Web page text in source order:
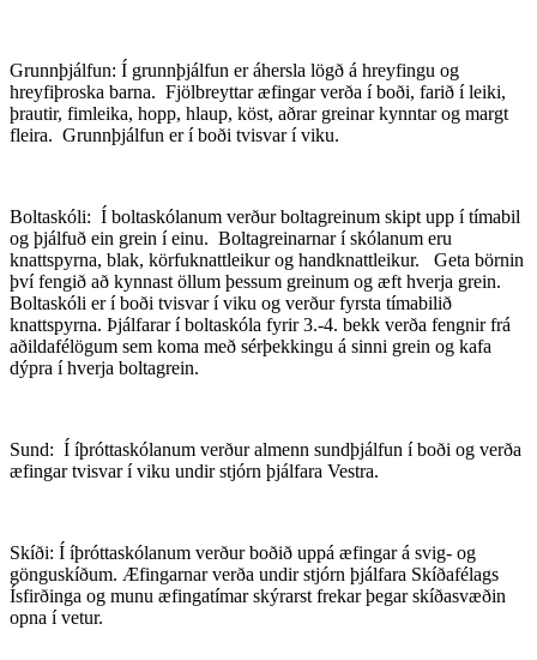
Grunnþjálfun: Í grunnþjálfun er áhersla lögð á hreyfingu og
hreyfiþroska barna. Fjölbreyttar æfingar verða í boði, farið í leiki,
þrautir, fimleika, hopp, hlaup, köst, aðrar greinar kynntar og margt
fleira. Grunnþjálfun er í boði tvisvar í viku.
Boltaskóli: Í boltaskólanum verður boltagreinum skipt upp í tímabil
og þjálfuð ein grein í einu. Boltagreinarnar í skólanum eru
knattspyrna, blak, körfuknattleikur og handknattleikur. Geta börnin
því fengið að kynnast öllum þessum greinum og æft hverja grein.
Boltaskóli er í boði tvisvar í viku og verður fyrsta tímabilið
knattspyrna. Þjálfarar í boltaskóla fyrir 3.-4. bekk verða fengnir frá
aðildafélögum sem koma með sérþekkingu á sinni grein og kafa
dýpra í hverja boltagrein.
Sund: Í íþróttaskólanum verður almenn sundþjálfun í boði og verða
æfingar tvisvar í viku undir stjórn þjálfara Vestra.
Skíði: Í íþróttaskólanum verður boðið uppá æfingar á svig- og
gönguskíðum. Æfingarnar verða undir stjórn þjálfara Skíðafélags
Ísfirðinga og munu æfingatímar skýrarst frekar þegar skíðasvæðin
opna í vetur.